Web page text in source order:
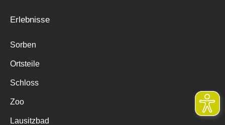
Erlebnisse
Sorben
Ortsteile
Schloss
Zoo
Lausitzbad